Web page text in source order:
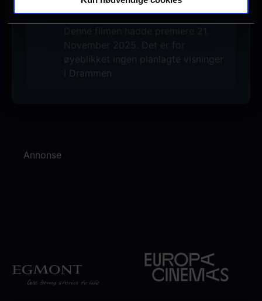
Ingen visninger i Drammen
November 2025. Det er for
øyeblikket ingen planlagte visninger
i Drammen
Annonse